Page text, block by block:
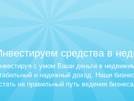
средства в
с умом Ваши деньги в
и надежный доход. Наши
на правильный путь ведения